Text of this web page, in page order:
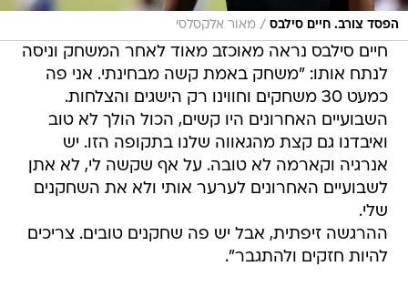
הפסד צורב. חיים סילבס / מאור אלקסלסי
חיים סילבס נראה מאוכזב מאוד לאחר המשחק וניסה
לנתח אותו: "משחק באמת קשה מבחינתי. אני פה
כמעט 30 משחקים וחווינו רק הישגים והצלחות.
השבועיים האחרונים היו קשים, הכול הולך לא טוב
ואיבדנו גם קצת מהגאווה שלנו בתקופה הזו. יש
אנרגיה וקארמה לא טובה. על אף שקשה לי, לא אתן
לשבועיים האחרונים לערער אותי ולא את השחקנים
שלי.
ההרגשה זיפתית, אבל יש פה שחקנים טובים. צריכים
להיות חזקים ולהתגבר".